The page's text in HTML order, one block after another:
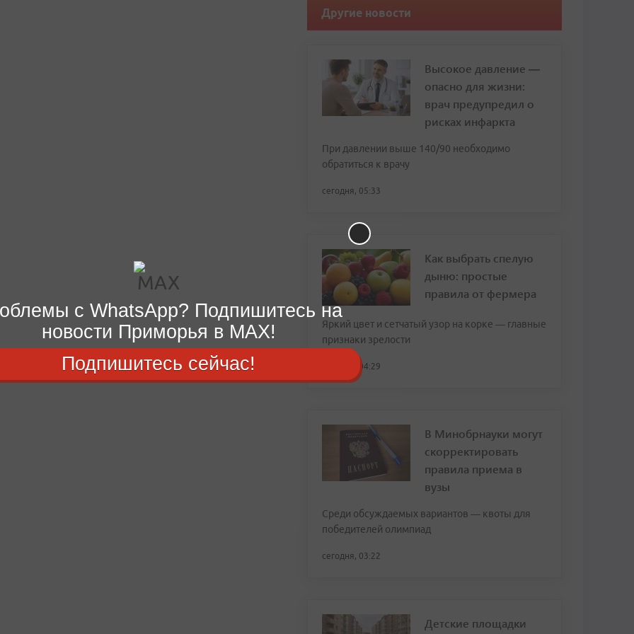
Другие новости
Высокое давление —
опасно для жизни:
врач предупредил о
рисках инфаркта
При давлении выше 140/90 необходимо
обратиться к врачу
сегодня, 05:33
Как выбрать спелую
дыню: простые
правила от фермера
Яркий цвет и сетчатый узор на корке — главные
признаки зрелости
сегодня, 04:29
В Минобрнауки могут
скорректировать
правила приема в
вузы
Среди обсуждаемых вариантов — квоты для
победителей олимпиад
сегодня, 03:22
Детские площадки
с WhatsApp? Подпишитесь на
новости Приморья в MAX!
Подпишитесь сейчас!